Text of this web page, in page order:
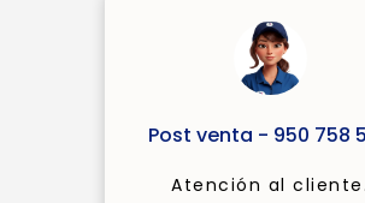
Post venta - 950 758
Atención al cliente.